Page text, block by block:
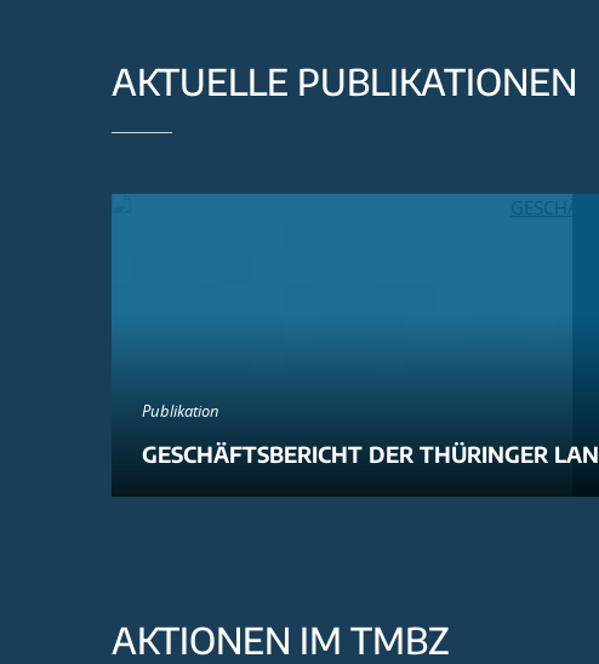
AKTUELLE PUBLIKATIONEN
Publikation
GESCHÄFTSBERICHT DER THÜRINGER
AKTIONEN IM TMBZ